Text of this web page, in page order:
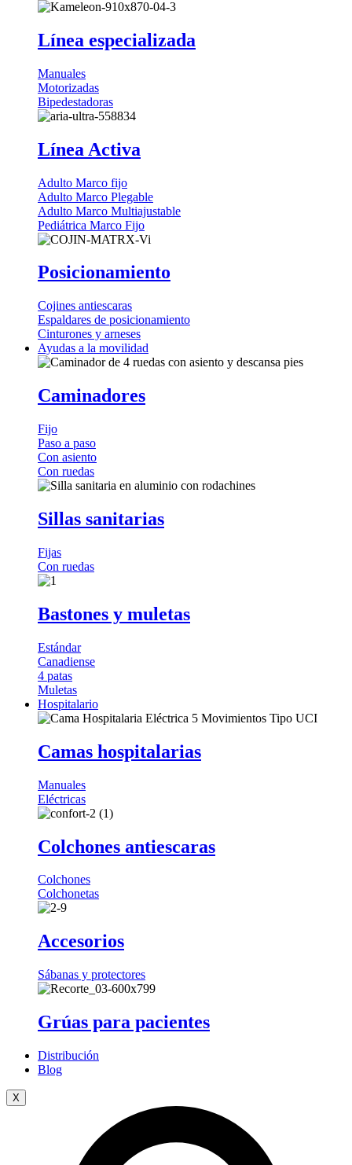
Línea especializada
Manuales
Motorizadas
Bipedestadoras
Línea Activa
Adulto Marco fijo
Adulto Marco Plegable
Adulto Marco Multiajustable
Pediátrica Marco Fijo
Posicionamiento
Cojines antiescaras
Espaldares de posicionamiento
Cinturones y arneses
Ayudas a la movilidad
Caminadores
Fijo
Paso a paso
Con asiento
Con ruedas
Sillas sanitarias
Fijas
Con ruedas
Bastones y muletas
Estándar
Canadiense
4 patas
Muletas
Hospitalario
Camas hospitalarias
Manuales
Eléctricas
Colchones antiescaras
Colchones
Colchonetas
Accesorios
Sábanas y protectores
Grúas para pacientes
Distribución
Blog
X